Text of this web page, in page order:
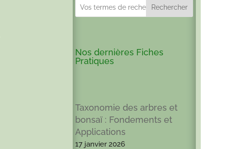
Rechercher
Nos dernières Fiches
Pratiques
Taxonomie des arbres et
bonsaï : Fondements et
Applications
17 janvier 2026